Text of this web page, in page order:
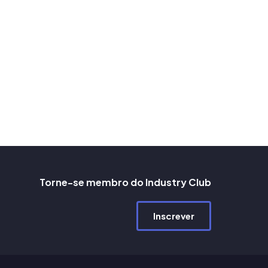
Torne-se membro do Industry Club
Inscrever